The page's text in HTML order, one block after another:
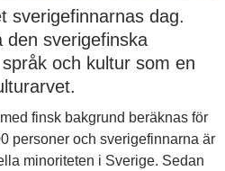
sverigefinnarnas dag.
den sverigefinska
och kultur som en
finsk bakgrund beräknas för
personer och sverigefinnarna är
minoriteten i Sverige. Sedan